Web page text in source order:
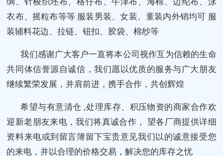
衣布、摇粒布等等 服装男装、女装、童装内外销均可 服
装辅料花边、拉链、钮扣、胶袋、棉纱等
我们感谢广大客户一直将本公司视作互为信赖的生命
共同体信誉源自诚信，我们愿以优质的服务与广大朋友
继续繁荣发展，并肩前进，携手合作，共创辉煌
希望与有意清仓 ,处理库存、积压物资的商家合作欢
迎新老朋友来电，我们将真诚合作， 望各厂商提供详细
资料来电或到留言簿留下宝贵意见我们以的诚意接受您
的来电，并以合理的价格交易，解决您的库存之忧